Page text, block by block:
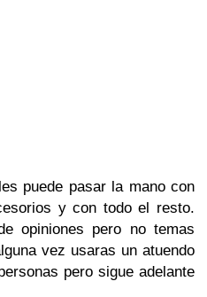
puede pasar la mano con
y con todo el resto.
opiniones pero no temas
vez usaras un atuendo
pero sigue adelante